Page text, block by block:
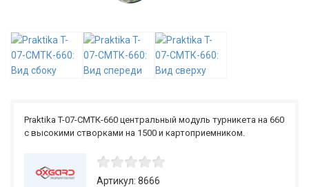
Praktika T-07-CMTК-660 центральный модуль турникета на 660
с высокими створками на 1500 и картоприемником.
Артикул: 8666